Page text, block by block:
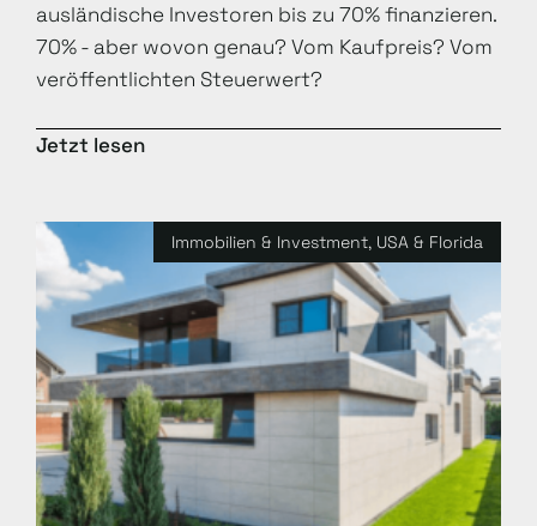
ausländische Investoren bis zu 70% finanzieren.
70% - aber wovon genau? Vom Kaufpreis? Vom
veröffentlichten Steuerwert?
Jetzt lesen
Immobilien & Investment, USA & Florida